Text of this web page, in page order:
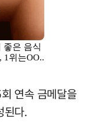
연속 금메달을
된다.